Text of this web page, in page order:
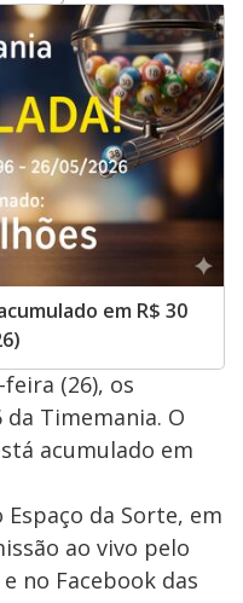
em R$ 30
(26), os
Timemania. O
acumulado em
da Sorte, em
ao vivo pelo
no Facebook das